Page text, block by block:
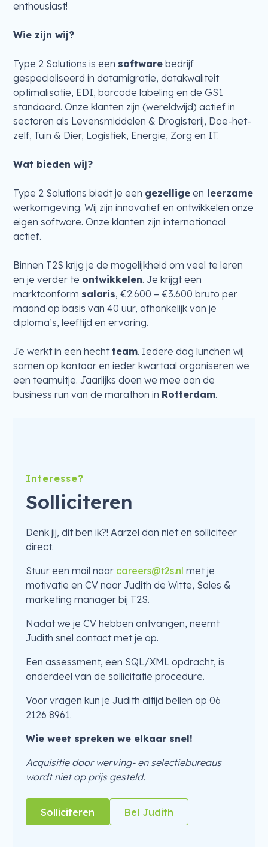
enthousiast!
Wie zijn wij?
Type 2 Solutions is een software bedrijf
gespecialiseerd in datamigratie, datakwaliteit
optimalisatie, EDI, barcode labeling en de GS1
standaard. Onze klanten zijn (wereldwijd) actief in
sectoren als Levensmiddelen & Drogisterij, Doe-het-
zelf, Tuin & Dier, Logistiek, Energie, Zorg en IT.
Wat bieden wij?
Type 2 Solutions biedt je een gezellige en leerzame
werkomgeving. Wij zijn innovatief en ontwikkelen onze
eigen software. Onze klanten zijn internationaal
actief.
Binnen T2S krijg je de mogelijkheid om veel te leren
en je verder te ontwikkelen. Je krijgt een
marktconform salaris, €2.600 – €3.600 bruto per
maand op basis van 40 uur, afhankelijk van je
diploma’s, leeftijd en ervaring.
Je werkt in een hechtteam. Iedere dag lunchen wij
samen op kantoor en ieder kwartaal organiseren we
een teamuitje. Jaarlijks doen we mee aan de
business run van de marathon in Rotterdam.
Interesse?
Solliciteren
Denk jij, dit ben ik?! Aarzel dan niet en solliciteer
direct.
Stuur een mail naar careers@t2s.nl met je
motivatie en CV naar Judith de Witte, Sales &
marketing manager bij T2S.
Nadat we je CV hebben ontvangen, neemt
Judith snel contact met je op.
Een assessment, een SQL/XML opdracht, is
onderdeel van de sollicitatie procedure.
Voor vragen kun je Judith altijd bellen op 06
2126 8961.
Wie weet spreken we elkaar snel!
Acquisitie door werving- en selectiebureaus
wordt niet op prijs gesteld.
Solliciteren Bel Judith